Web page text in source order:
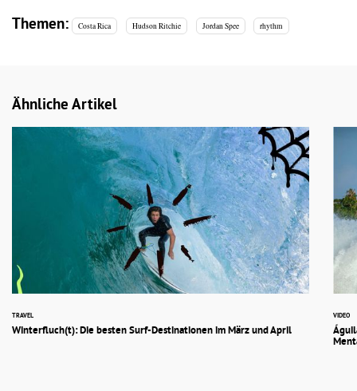
Themen: Costa Rica Hudson Ritchie Jordan Spee rhythm
Ähnliche Artikel
TRAVEL
Winterfluch(t): Die besten Surf-Destinationen im März und April
VIDEO